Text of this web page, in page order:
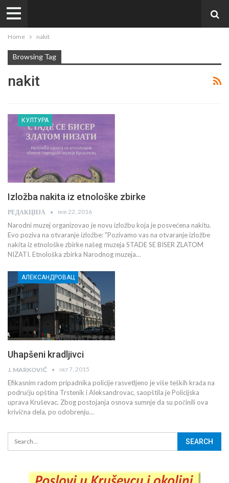
Home nakit
Browsing Tag
nakit
КУЛТУРА
Izložba nakita iz etnološke zbirke
РЕДАКЦИЈА нов 22, 2016
Narodni muzej organizovao je novu izložbu koja je posvećena nakitu.
Evo poziva na otvaranje izložbe: "Pozivamo vas na otvaranje izložbe
nakita iz etnološke zbirke našeg muzeja STADE SE BISER ZLATOM
NIZATI. Etnološka zbirka Narodnog muzeja…
АЛЕКСАНДРОВАЦ
Uhapšeni kradljivci
J. MARKOVIĆ окт 7, 2015
Efikasnim radom pripadnika policije rasvetljeno je više teških krađa na
području opština Trstenik i Aleksandrovac, saopštila je Policijska
uprava Kruševac. Zbog postojanja osnova sumnje da su počinili ova
krivična dela, po odobrenju…